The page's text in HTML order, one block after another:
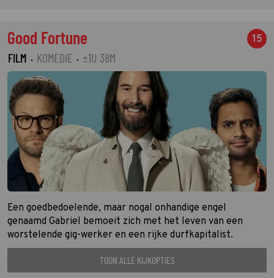
Good Fortune 15
FILM · KOMEDIE · ±1U 38M
Een goedbedoelende, maar nogal onhandige engel
genaamd Gabriel bemoeit zich met het leven van een
worstelende gig-werker en een rijke durfkapitalist.
TOON ALLE KIJKOPTIES